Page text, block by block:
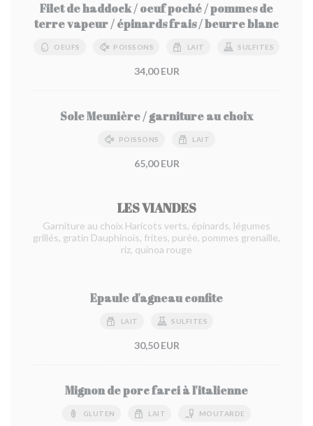
Filet de haddock / oeuf poché / pommes de
terre vapeur / épinards frais / beurre blanc
OEUFS POISSONS LAIT SULFITES
34,00 EUR
Sole Meunière / garniture au choix
POISSONS LAIT
65,00 EUR
LES VIANDES
Garniture au choix Haricots verts, épinards, légumes
grillés, gratin Dauphinois, frites, purée, pommes grenaille,
riz, quinoa rouge
Epaule d'agneau confite
LAIT SULFITES
30,50 EUR
Mignon de porc farci à l'italienne
GLUTEN LAIT MOUTARDE